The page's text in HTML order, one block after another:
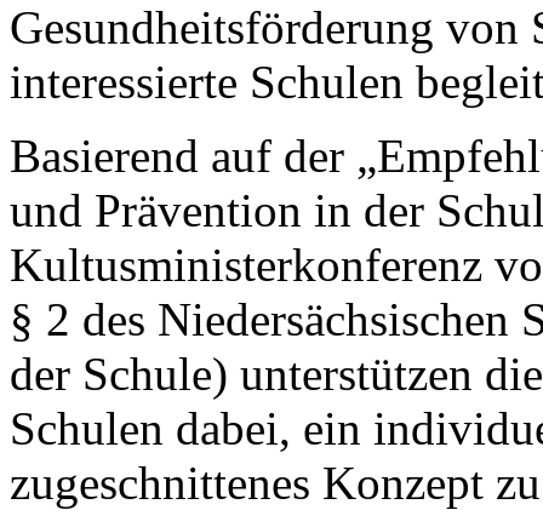
Gesundheitsförderung von
interessierte Schulen
Basierend auf der
und Prävention in der
Kultusministerkonferenz
§ 2 des Niedersächsischen
der Schule) unterstützen
Schulen dabei, ein
zugeschnittenes Konzept